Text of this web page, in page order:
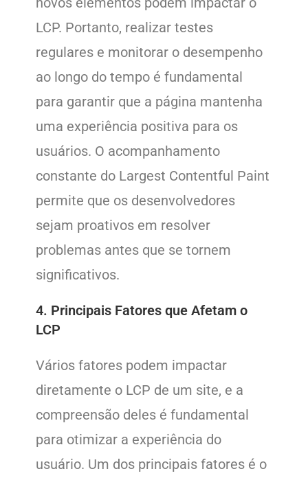
LCP. Portanto, realizar testes
regulares e monitorar o desempenho
ao longo do tempo é fundamental
para garantir que a página mantenha
uma experiência positiva para os
usuários. O acompanhamento
constante do Largest Contentful Paint
permite que os desenvolvedores
sejam proativos em resolver
problemas antes que se tornem
significativos.
4. Principais Fatores que Afetam o
LCP
Vários fatores podem impactar
diretamente o LCP de um site, e a
compreensão deles é fundamental
para otimizar a experiência do
usuário. Um dos principais fatores é o